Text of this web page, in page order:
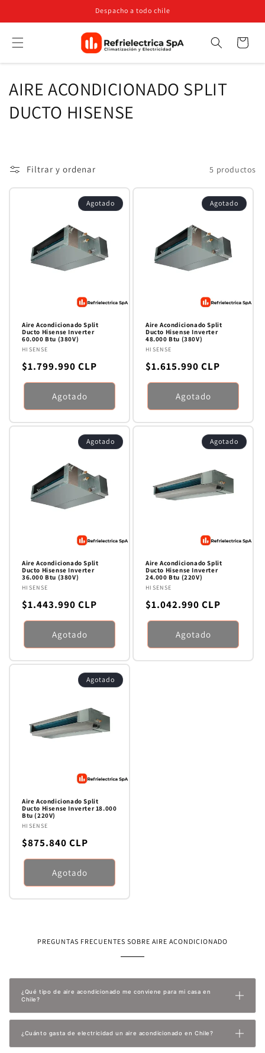
al contenido
Despacho a todo chile
Búsqueda Carrito
C
o
c
AIRE ACONDICIONADO SPLIT
DUCTO HISENSE
Filtrar y ordenar 5 productos
Agotado
Aire Acondicionado Split
Ducto Hisense Inverter
60.000 Btu (380V)
Proveedor:
HISENSE
Precio
habitual
$1.799.990 CLP
Agotado
Agotado
Aire Acondicionado Split
Ducto Hisense Inverter
48.000 Btu (380V)
Proveedor:
HISENSE
Precio
habitual
$1.615.990 CLP
Agotado
Agotado
Aire Acondicionado Split
Ducto Hisense Inverter
36.000 Btu (380V)
Proveedor:
HISENSE
Precio
habitual
$1.443.990 CLP
Agotado
Agotado
Aire Acondicionado Split
Ducto Hisense Inverter
24.000 Btu (220V)
Proveedor:
HISENSE
Precio
habitual
$1.042.990 CLP
Agotado
Agotado
Aire Acondicionado Split
Ducto Hisense Inverter 18.000
Btu (220V)
Proveedor:
HISENSE
Precio
habitual
$875.840 CLP
Agotado
PREGUNTAS FRECUENTES SOBRE AIRE ACONDICIONADO
¿Qué tipo de aire acondicionado me conviene para mi casa en
Chile?
¿Cuánto gasta de electricidad un aire acondicionado en Chile?